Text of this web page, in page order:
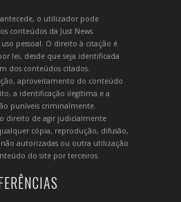
o utilizador pode
conteúdos da Just News
pessoal. O direito à citação é
lei, desde que seja identificada
dos conteúdos citados.
aproveitamento do conteúdo
a identificação ilegítima e a
puníveis criminalmente.
o direito de agir judicialmente
cópia, reprodução, difusão,
autorizadas ou outra utilização
do site por terceiros.